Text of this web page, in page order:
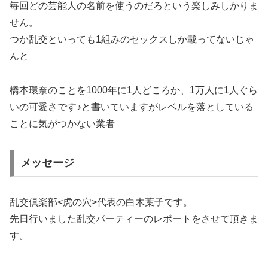
毎回どの芸能人の名前を使うのだろという楽しみしかりま
せん。
つか乱交といっても1組みのセックスしか載ってないじゃ
んと
橋本環奈のことを1000年に1人どころか、1万人に1人ぐら
いの可愛さです♪と書いていますがレベルを落としている
ことに気がつかない業者
メッセージ
乱交倶楽部<虎の穴>代表の白木葉子です。
先日行いました乱交パーティーのレポートをさせて頂きま
す。